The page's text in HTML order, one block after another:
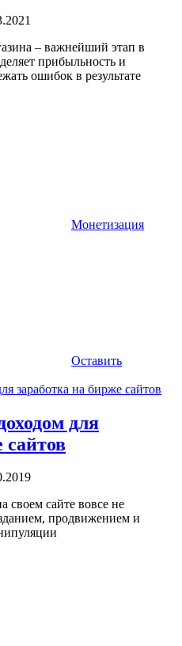
– важнейший этап в
прибыльность и
ошибок в результате
Монетизация
Оставить
для
сайтов
своем сайте вовсе не
продвижением и